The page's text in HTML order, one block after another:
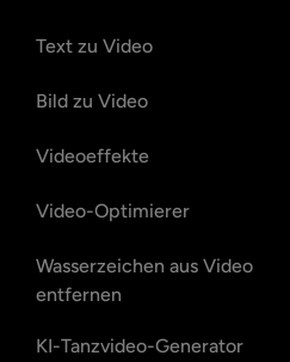
Text zu Video
Bild zu Video
Videoeffekte
Video-Optimierer
Wasserzeichen aus Video
entfernen
KI-Tanzvideo-Generator